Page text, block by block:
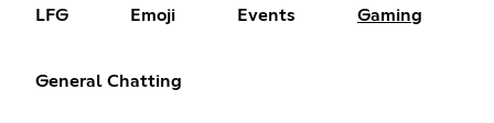
LFG Emoji Events Gaming
General Chatting